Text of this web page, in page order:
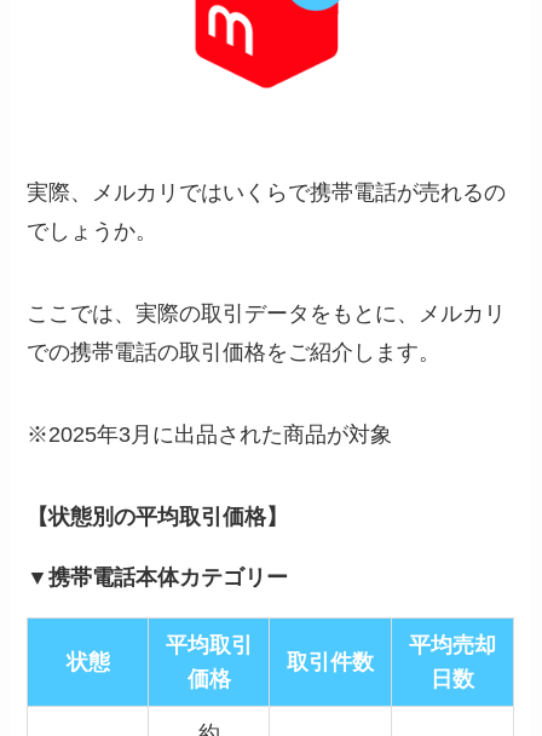
実際、メルカリではいくらで携帯電話が売れるの
でしょうか。
ここでは、実際の取引データをもとに、メルカリ
での携帯電話の取引価格をご紹介します。
※2025年3月に出品された商品が対象
【状態別の平均取引価格】
▼携帯電話本体カテゴリー
状態
平均取引
価格
取引件数
平均売却
日数